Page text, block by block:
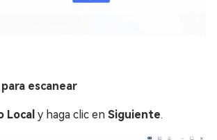
escanear
Local y haga clic en Siguiente.